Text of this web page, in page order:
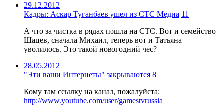
29.12.2012
Кадры: Аскар Туганбаев ушел из СТС Медиа 11
А что за чистка в рядах пошла на СТС. Вот и семейство
Шацев, сначала Михаил, теперь вот и Татьяна
уволилось. Это такой новогодний чес?
28.05.2012
"Эти ваши Интернеты" закрываются 8
Кому там ссылку на канал, пожалуйста:
http://www.youtube.com/user/gamestvrussia